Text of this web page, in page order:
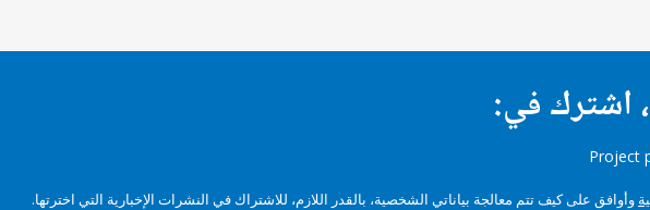
اشترك في:
وأوافق على كيف تتم معالجة بياناتي الشخصية، بالقدر اللازم، للاشتراك في النشرات الإخبارية التي اخترتها.